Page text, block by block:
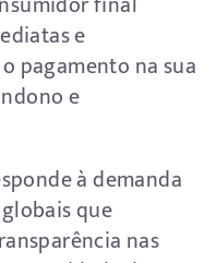
e
pagamento na sua
e
à demanda
que
nas